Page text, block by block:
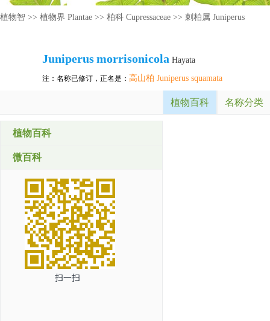
植物智 >> 植物界 Plantae >> 柏科 Cupressaceae >> 刺柏属 Juniperus
Juniperusmorrisonicola Hayata
注：名称已修订，正名是： 高山柏 Juniperus squamata
植物百科 名称分类
植物百科
微百科
扫一扫